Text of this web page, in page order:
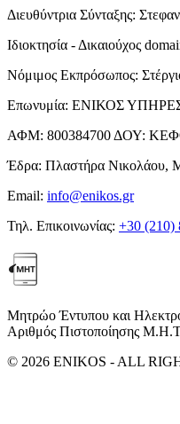
Διευθύντρια Σύνταξης:
Ιδιοκτησία - Δικαιούχος
Νόμιμος Εκπρόσωπος:
Επωνυμία: ΕΝΙΚΟΣ
ΑΦΜ: 800384700 ΔΟΥ:
Έδρα: Πλαστήρα Νικολάου,
Email: info@enikos.gr
Τηλ. Επικοινωνίας: +30 (210)
Μητρώο Έντυπου και
Αριθμός Πιστοποίησης
© 2026 ENIKOS - ALL